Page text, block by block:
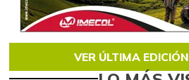
VER ÚLTIMA